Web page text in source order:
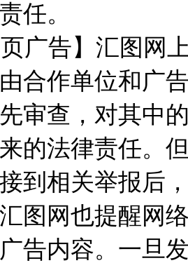
任。
广告】汇图网
合作单位和广
审查，对其中
的法律责任。
到相关举报后
图网也提醒网
告内容。一旦